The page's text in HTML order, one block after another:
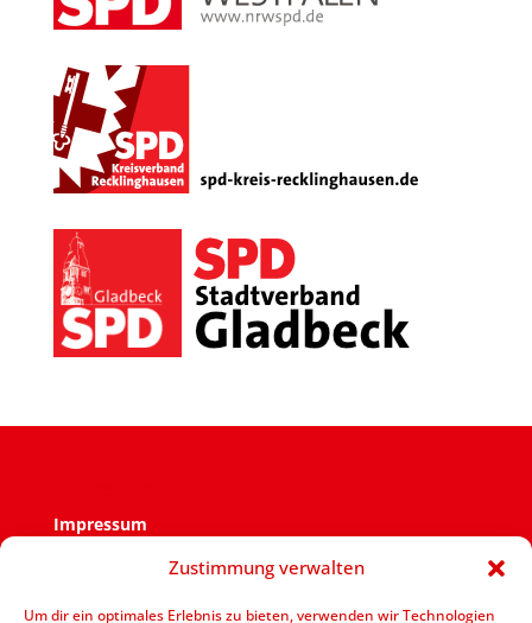
Zustimmung verwalten
Um dir ein optimales Erlebnis zu bieten, verwenden wir Technologien
Impressum
Verantwortlich für den Inhalt ist der SPD Ortsverein